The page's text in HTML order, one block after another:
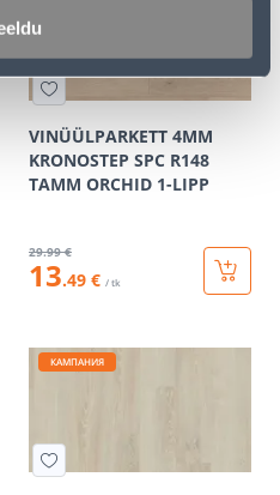
VINÜÜLPARKETT 4MM
KRONOSTEP SPC R148
TAMM ORCHID 1-LIPP
29.99 €
13.49 € / tk
КАМПАНИЯ